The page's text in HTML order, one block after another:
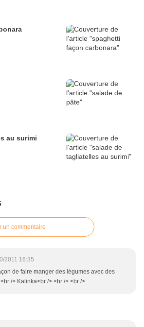
au surimi
un commentaire
2011 16:35
de faire manger des légumes avec des
/> Kalinka<br /> <br /> <br />